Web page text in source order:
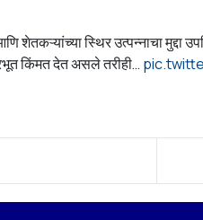
शेतकऱ्यांच्या स्थिर उत्पन्नाचा मुद्दा
किंमत देत असले तरीही…